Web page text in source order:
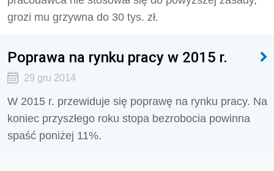
grozi mu grzywna do 30 tys. zł.
Poprawa na rynku pracy w 2015 r.
29 gru 2014
W 2015 r. przewiduje się poprawę na rynku pracy. Na
koniec przyszłego roku stopa bezrobocia powinna
spaść poniżej 11%.